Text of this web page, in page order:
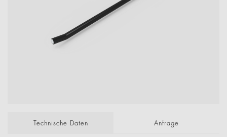
Technische Daten Anfrage